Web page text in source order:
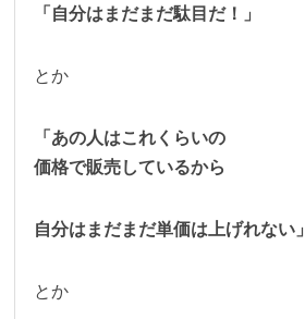
「自分はまだまだ駄目だ！」
とか
「あの人はこれくらいの
価格で販売しているから
自分はまだまだ単価は上げれない」
とか